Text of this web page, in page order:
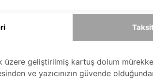
üzere geliştirilmiş kartuş dolum
ve yazıcınızın güvende